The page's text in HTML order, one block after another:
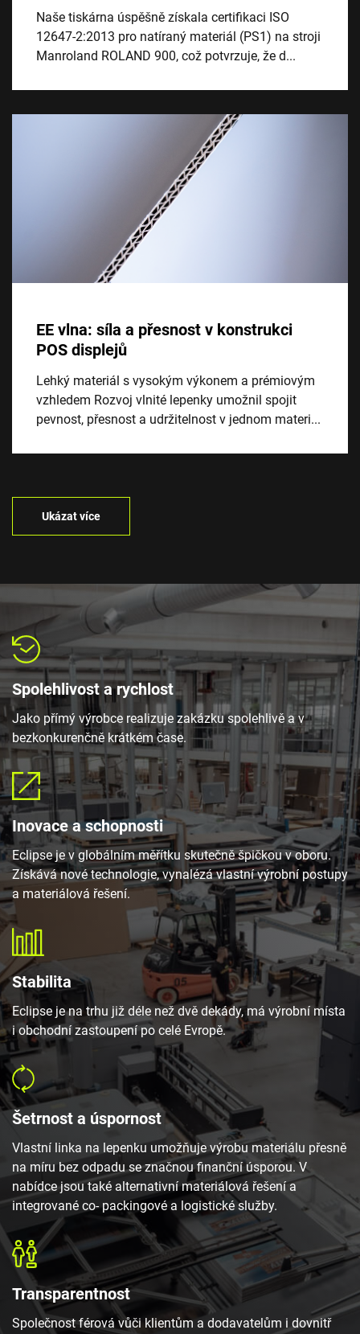
Naše tiskárna úspěšně získala certifikaci ISO
12647-2:2013 pro natíraný materiál (PS1) na stroji
Manroland ROLAND 900, což potvrzuje, že d...
EE vlna: síla a přesnost v konstrukci
POS displejů
Lehký materiál s vysokým výkonem a prémiovým
vzhledem Rozvoj vlnité lepenky umožnil spojit
pevnost, přesnost a udržitelnost v jednom materi...
Ukázat více
Spolehlivost a rychlost
Jako přímý výrobce realizuje zakázku spolehlivě a v
bezkonkurenčně krátkém čase.
Inovace a schopnosti
Eclipse je v globálním měřítku skutečně špičkou v oboru.
Získává nové technologie, vynalézá vlastní výrobní postupy
a materiálová řešení.
Stabilita
Eclipse je na trhu již déle než dvě dekády, má výrobní místa
i obchodní zastoupení po celé Evropě.
Šetrnost a úspornost
Vlastní linka na lepenku umožňuje výrobu materiálu přesně
na míru bez odpadu se značnou finanční úsporou. V
nabídce jsou také alternativní materiálová řešení a
integrované co- packingové a logistické služby.
Transparentnost
Společnost férová vůči klientům a dodavatelům i dovnitř